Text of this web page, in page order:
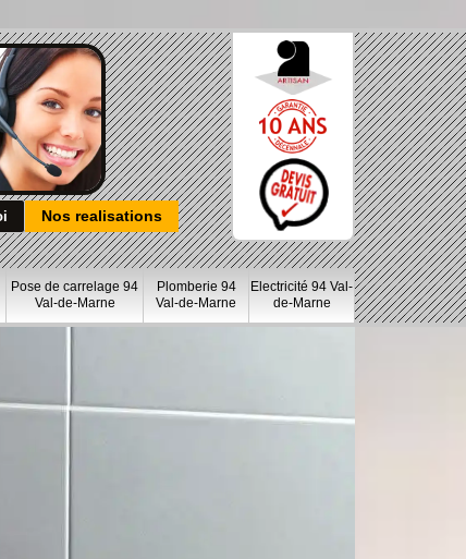
Nos realisations
Pose de carrelage 94
Val-de-Marne
Plomberie 94
Val-de-Marne
Electricité 94 Val-
de-Marne